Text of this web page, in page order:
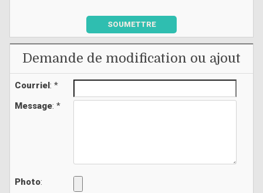
SOUMETTRE
Demande de modification ou ajout
Courriel: *
Message: *
Photo: